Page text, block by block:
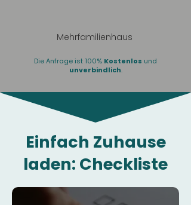
Mehrfamilienhaus
Die Anfrage ist 100% Kostenlos und
unverbindlich.
Einfach Zuhause
laden: Checkliste